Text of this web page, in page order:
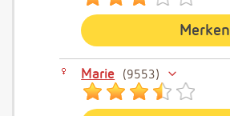
Merken
Marie 9553